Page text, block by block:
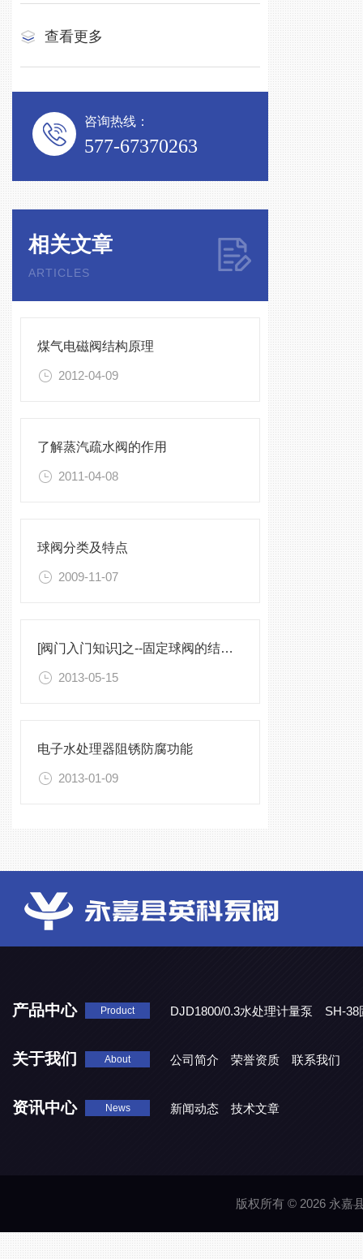
查看更多
咨询热线：
577-67370263
相关文章
ARTICLES
煤气电磁阀结构原理
2012-04-09
了解蒸汽疏水阀的作用
2011-04-08
球阀分类及特点
2009-11-07
[阀门入门知识]之--固定球阀的结构特点与制造标准
2013-05-15
电子水处理器阻锈防腐功能
2013-01-09
产品中心 Product DJD1800/0.3水处理计量泵
SH-38
关于我们 About 公司简介 荣誉资质 联系我们
资讯中心 News 新闻动态 技术文章
版权所有 © 2026 永嘉